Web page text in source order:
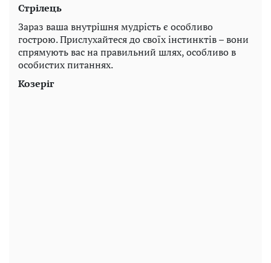
Стрілець
Зараз ваша внутрішня мудрість є особливо
гострою. Прислухайтеся до своїх інстинктів – вони
спрямують вас на правильний шлях, особливо в
особистих питаннях.
Козеріг